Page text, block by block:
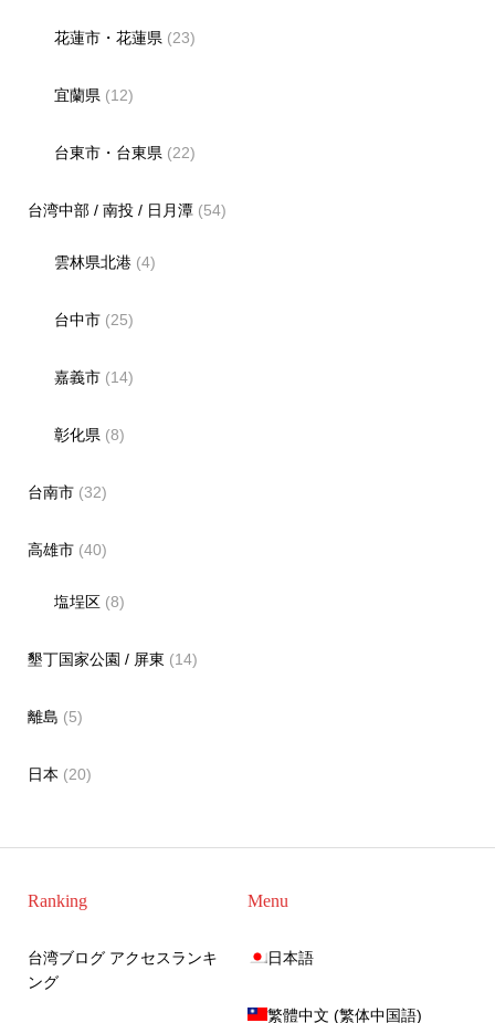
花蓮市・花蓮県 (23)
宜蘭県 (12)
台東市・台東県 (22)
台湾中部 / 南投 / 日月潭(54)
雲林県北港 (4)
台中市 (25)
嘉義市 (14)
彰化県 (8)
台南市(32)
高雄市(40)
塩埕区 (8)
墾丁国家公園 / 屏東 (14)
離島 (5)
日本 (20)
Ranking
台湾ブログ アクセスランキ
ング
Menu
日本語
繁體中文 (繁体中国語)